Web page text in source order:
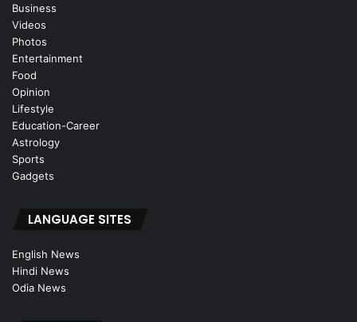
Business
Videos
Photos
Entertainment
Food
Opinion
Lifestyle
Education-Career
Astrology
Sports
Gadgets
LANGUAGE SITES
English News
Hindi News
Odia News